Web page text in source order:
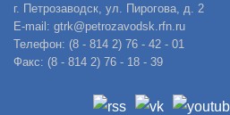
г. Петрозаводск, ул. Пирогова, д. 2
E-mail: gtrk@petrozavodsk.rfn.ru
Телефон: (8 - 814 2) 76 - 42 - 01
Факс: (8 - 814 2) 76 - 18 - 39